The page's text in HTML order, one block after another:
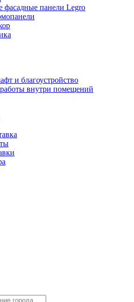
фасадные панели Legro
и благоустройство
внутри помещений